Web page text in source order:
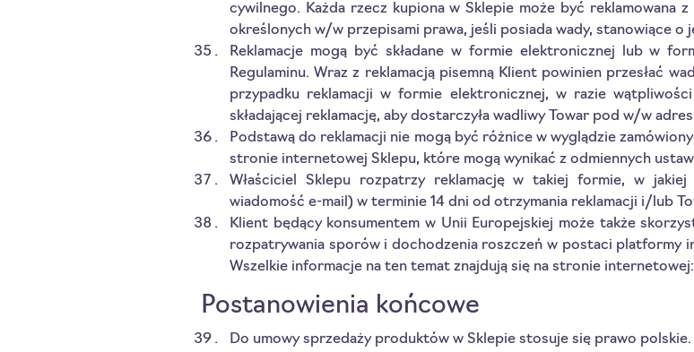
cywilnego. Każda rzecz kupiona w Sklepie może być reklamowana
określonych w/w przepisami prawa, jeśli posiada wady, stanowiące o
Reklamacje mogą być składane w formie elektronicznej lub w
Regulaminu. Wraz z reklamacją pisemną Klient powinien przesłać
przypadku reklamacji w formie elektronicznej, w razie
składającej reklamację, aby dostarczyła wadliwy Towar pod w/w
Podstawą do reklamacji nie mogą być różnice w wyglądzie
stronie internetowej Sklepu, które mogą wynikać z odmiennych
Właściciel Sklepu rozpatrzy reklamację w takiej formie, w jakiej
wiadomość e-mail) w terminie 14 dni od otrzymania reklamacji i/lub
Klient będący konsumentem w Unii Europejskiej może także
rozpatrywania sporów i dochodzenia roszczeń w postaci platformy
Wszelkie informacje na ten temat znajdują się na stronie internetowej:
Postanowienia końcowe
Do umowy sprzedaży produktów w Sklepie stosuje się prawo